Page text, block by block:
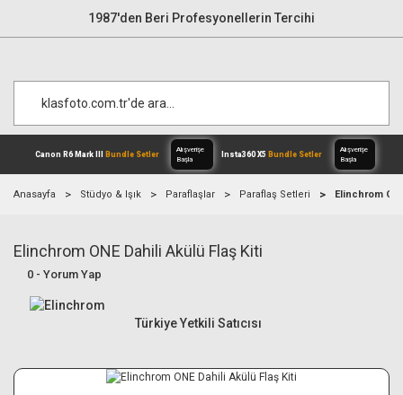
1987'den Beri Profesyonellerin Tercihi
Canon R6 Mark IIIBundle Setler
Anasayfa Stüdyo & Işık Paraflaşlar Paraflaş Setleri Elinchrom
Elinchrom ONE Dahili Akülü Flaş Kiti
0 - Yorum Yap
Türkiye Yetkili Satıcısı